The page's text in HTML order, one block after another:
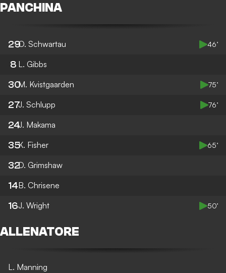
PANCHINA
29O. Schwartau 46’
8 L. Gibbs
30M. Kvistgaarden 75’
27J. Schlupp 76’
24J. Makama
35K. Fisher 65’
32D. Grimshaw
14B. Chrisene
16J. Wright 50’
ALLENATORE
L. Manning